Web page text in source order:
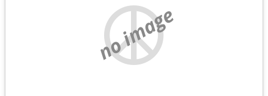
no image